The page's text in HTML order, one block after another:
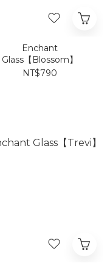
Enchant
Glass【Blossom】
NT$790